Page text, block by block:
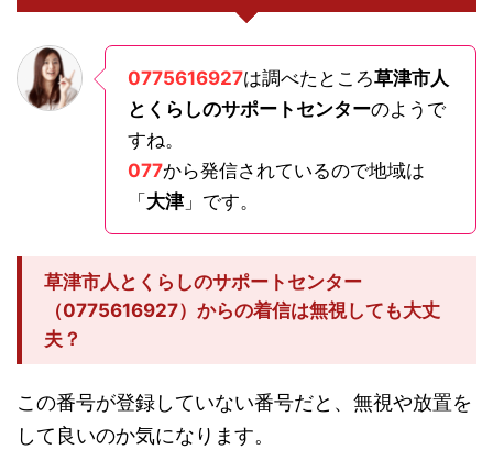
0775616927は調べたところ草津市人
とくらしのサポートセンターのようで
すね。
077から発信されているので地域は
「 大津」です。
草津市人とくらしのサポートセンター
（0775616927）からの着信は無視しても大丈
夫？
この番号が登録していない番号だと、無視や放置を
して良いのか気になります。